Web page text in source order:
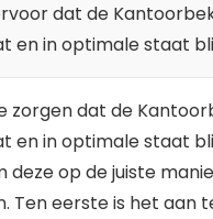
dat de
en in optimale staat
zorgen dat de
en in optimale staat
deze op de juiste
Ten eerste is het aan